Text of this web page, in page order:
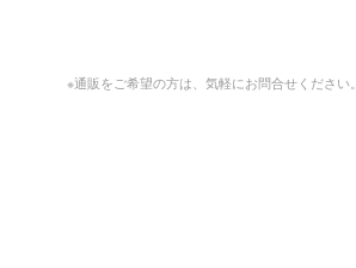
※通販をご希望の方は、気軽にお問合せください。